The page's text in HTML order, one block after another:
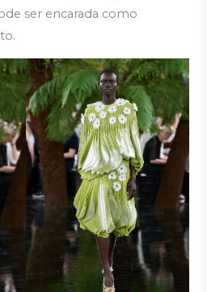
ser encarada como